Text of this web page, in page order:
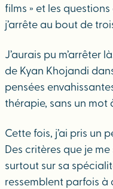
films » et les
j’arrête au bout de
J’aurais pu m’arrêter
de Kyan Khojandi
pensées
thérapie, sans un mot
Cette fois, j’ai pris un
Des critères que je
surtout sur sa
ressemblent parfois à